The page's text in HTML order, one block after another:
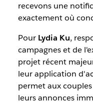
recevons une
exactement où
Pour Lydia Ku,
campagnes et de
projet récent
leur application
permet aux
leurs annonces